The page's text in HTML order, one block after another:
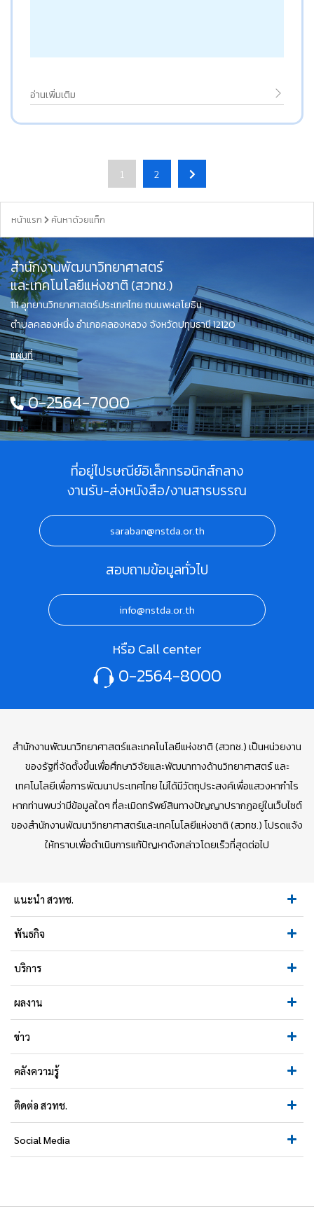
อ่านเพิ่มเติม
1 2
หน้าแรก ค้นหาด้วยแท็ก
สำนักงานพัฒนาวิทยาศาสตร์
และเทคโนโลยีแห่งชาติ (สวทช.)
111 อุทยานวิทยาศาสตร์ประเทศไทย ถนนพหลโยธิน
ตำบลคลองหนึ่ง อำเภอคลองหลวง จังหวัดปทุมธานี 12120
แผนที่
0-2564-7000
ที่อยู่ไปรษณีย์อิเล็กทรอนิกส์กลาง
งานรับ-ส่งหนังสือ/งานสารบรรณ
saraban@nstda.or.th
สอบถามข้อมูลทั่วไป
info@nstda.or.th
หรือ Call center
0-2564-8000
สำนักงานพัฒนาวิทยาศาสตร์และเทคโนโลยีแห่งชาติ (สวทช.) เป็นหน่วยงาน
ของรัฐที่จัดตั้งขึ้นเพื่อศึกษาวิจัยและพัฒนาทางด้านวิทยาศาสตร์ และ
เทคโนโลยีเพื่อการพัฒนาประเทศไทย ไม่ได้มีวัตถุประสงค์เพื่อแสวงหากำไร
หากท่านพบว่ามีข้อมูลใดๆ ที่ละเมิดทรัพย์สินทางปัญญาปรากฏอยู่ในเว็บไซต์
ของสำนักงานพัฒนาวิทยาศาสตร์และเทคโนโลยีแห่งชาติ (สวทช.) โปรดแจ้ง
ให้ทราบเพื่อดำเนินการแก้ปัญหาดังกล่าวโดยเร็วที่สุดต่อไป
แนะนำ สวทช.
พันธกิจ
บริการ
ผลงาน
ข่าว
คลังความรู้
ติดต่อ สวทช.
Social Media